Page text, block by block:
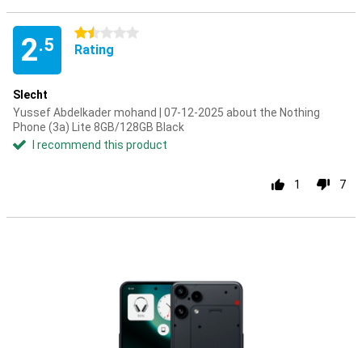
2.5
1.5 stars
Rating
Slecht
Yussef Abdelkader mohand | 07-12-2025 about the Nothing
Phone (3a) Lite 8GB/128GB Black
I recommend this product
1 7